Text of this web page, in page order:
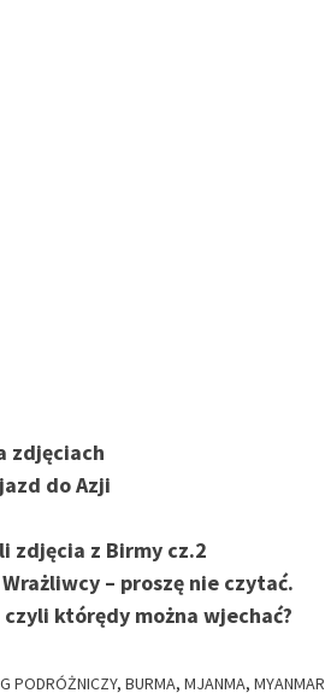
zdjęciach
do Azji
zdjęcia z Birmy cz.2
– proszę nie czytać.
którędy można wjechać?
PODRÓŻNICZY, BURMA, MJANMA, MYANMAR